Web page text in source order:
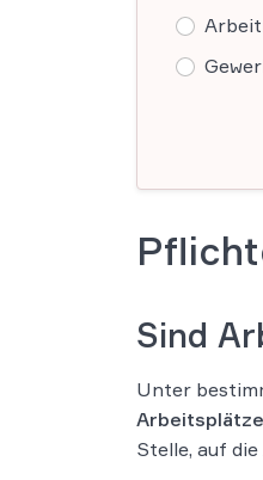
Sind
Unter
Stelle, auf